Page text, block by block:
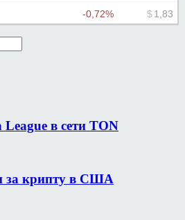
League в сети TON
за крипту в США